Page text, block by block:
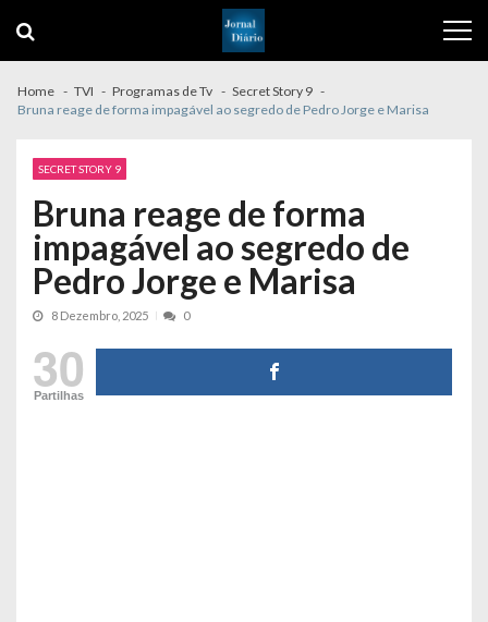
navigation
content
Home TVI Programas de Tv
Secret Story 9
Bruna reage de forma impagável ao segredo de Pedro Jorge e Marisa
SECRET STORY 9
Bruna reage de forma
impagável ao segredo de
Pedro Jorge e Marisa
8 Dezembro, 2025 0
30
Partilhas